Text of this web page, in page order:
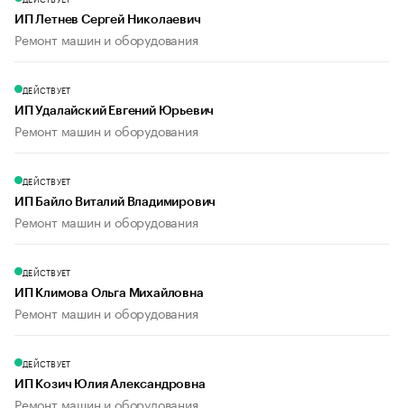
ИП Летнев Сергей Николаевич
Ремонт машин и оборудования
ДЕЙСТВУЕТ
ИП Удалайский Евгений Юрьевич
Ремонт машин и оборудования
ДЕЙСТВУЕТ
ИП Байло Виталий Владимирович
Ремонт машин и оборудования
ДЕЙСТВУЕТ
ИП Климова Ольга Михайловна
Ремонт машин и оборудования
ДЕЙСТВУЕТ
ИП Козич Юлия Александровна
Ремонт машин и оборудования